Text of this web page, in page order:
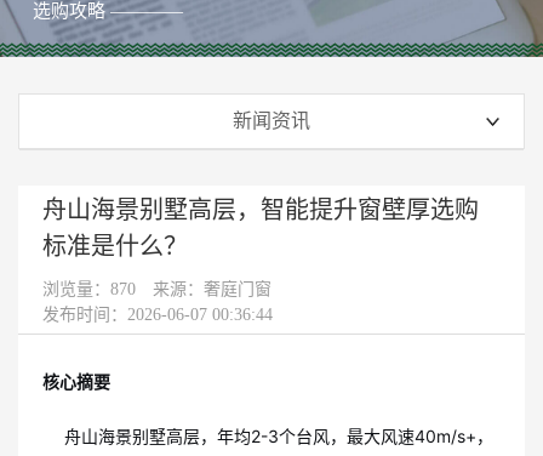
选购攻略 ————
新闻资讯
舟山海景别墅高层，智能提升窗壁厚选购
标准是什么？
浏览量： 870
来源：奢庭门窗
发布时间：2026-06-07 00:36:44
核心摘要
舟山海景别墅高层，年均2-3个台风，最大风速40m/s+，